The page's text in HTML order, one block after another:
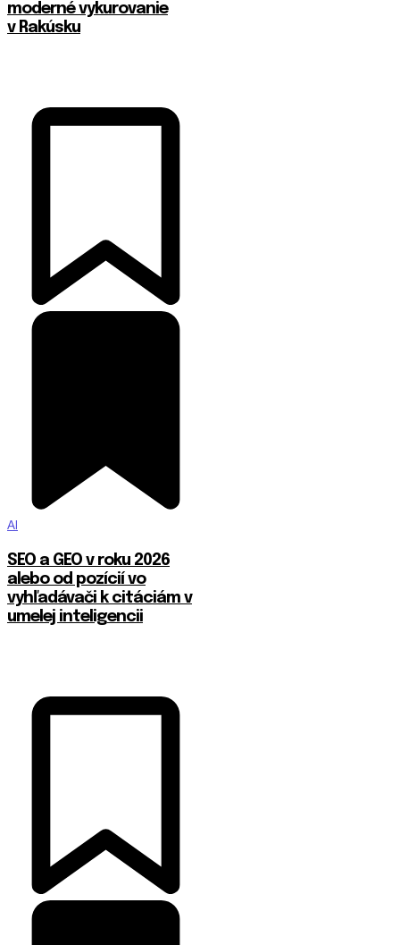
moderné vykurovanie
v Rakúsku
AI
SEO a GEO v roku 2026
alebo od pozícií vo
vyhľadávači k citáciám v
umelej inteligencii